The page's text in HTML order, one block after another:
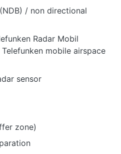
/ non directional
Radar Mobil
mobile airspace
sensor
zone)